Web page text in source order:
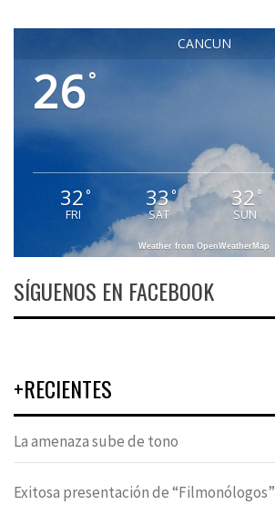
CANCUN
26°
32°
FRI
33°
SAT
32 °
SUN
Weather from OpenWeatherMap
SÍGUENOS EN FACEBOOK
+RECIENTES
La amenaza sube de tono
Exitosa presentación de “Filmonólogos”